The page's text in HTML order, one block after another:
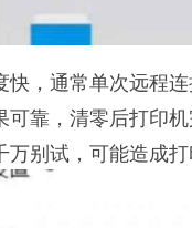
，通常单次远程
靠，清零后打印
别试，可能造成打